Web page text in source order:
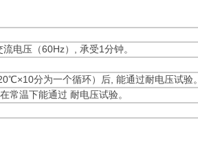
电压（60Hz）, 承受1分钟。
分为一个循环）后, 能通过耐电压试验。
温下能通过 耐电压试验。